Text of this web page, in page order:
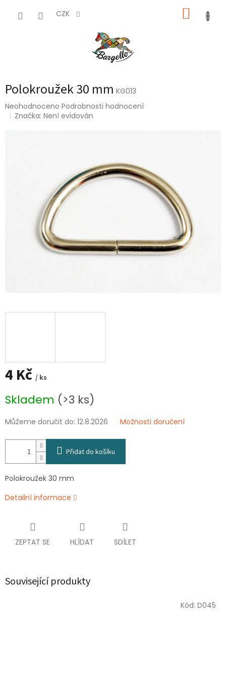
CZK
Polokroužek 30 mm KG013
Průměrné
hodnocení
Neohodnoceno Podrobnosti hodnocení
Značka:Není evidován
4 Kč / ks
cena:
Skladem (>3 ks)
Můžeme doručit do: 12.8.2026 Možnosti doručení
Přidat do košíku
Polokroužek 30 mm
Detailní informace
ZEPTAT SE HLÍDAT SDÍLET
Související produkty
Kód: D045